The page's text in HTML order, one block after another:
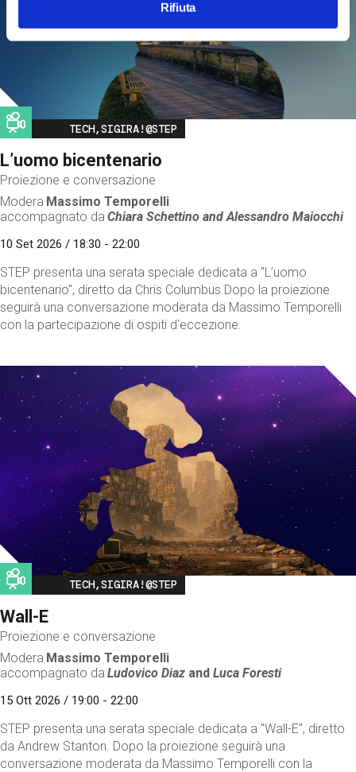
Rifiuta
Image
TECH,SIGIRA!@STEP
L’uomo bicentenario
Proiezione e conversazione
Modera Massimo Temporelli
accompagnato da Chiara Schettino andAlessandro Maiocchi
10 Set 2026 / 18:30 - 22:00
STEP presenta una serata speciale dedicata a "L’uomo
bicentenario", diretto da Chris Columbus.Dopo la proiezione
seguirà una conversazione moderata da Massimo Temporelli
con la partecipazione di ospiti d'eccezione.
Image
TECH,SIGIRA!@STEP
Wall-E
Proiezione e conversazione
Modera Massimo Temporelli
accompagnato da Ludovico Diaz andLuca Foresti
15 Ott 2026 / 19:00 - 22:00
STEP presenta una serata speciale dedicata a "Wall-E", diretto
da Andrew Stanton. Dopo la proiezione seguirà una
conversazione moderata da Massimo Temporelli con la